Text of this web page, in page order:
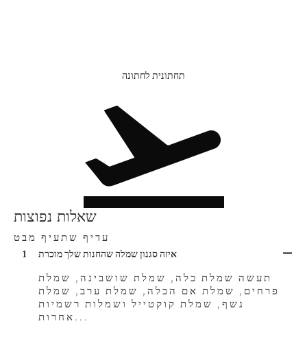
תחתונית לחתונה
שאלות נפוצות
עדיף שתעיף מבט
1 איזה סגנון שמלה שהחנות שלך מוכרת
תעשה שמלת כלה, שמלת שושבינה, שמלת
פרחים, שמלת אם הכלה, שמלת ערב, שמלת
נשף, שמלת קוקטייל ושמלות רשמיות
אחרות...